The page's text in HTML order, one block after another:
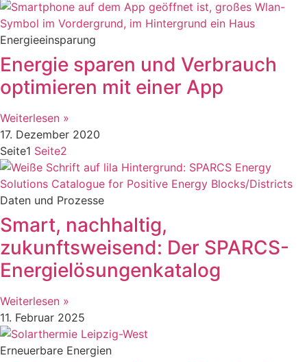
Energieeinsparung
Energie sparen und Verbrauch
optimieren mit einer App
Weiterlesen »
17. Dezember 2020
Seite1 Seite2
Daten und Prozesse
Smart, nachhaltig,
zukunftsweisend: Der SPARCS-
Energielösungenkatalog
Weiterlesen »
11. Februar 2025
Erneuerbare Energien